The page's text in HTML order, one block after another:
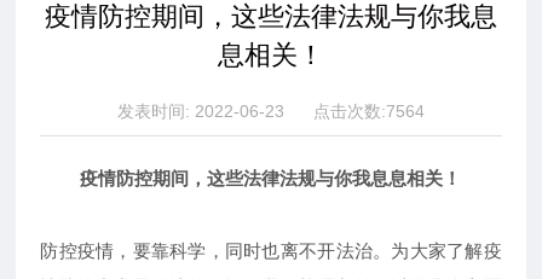
联系我们
疫情防控期间，这些法律法规与你我息
息相关！
发表时间: 2022-06-23 点击次数:7564
疫情防控期间，这些法律法规与你我息息相关！
防控疫情，要靠科学，同时也离不开法治。为大家了解疫